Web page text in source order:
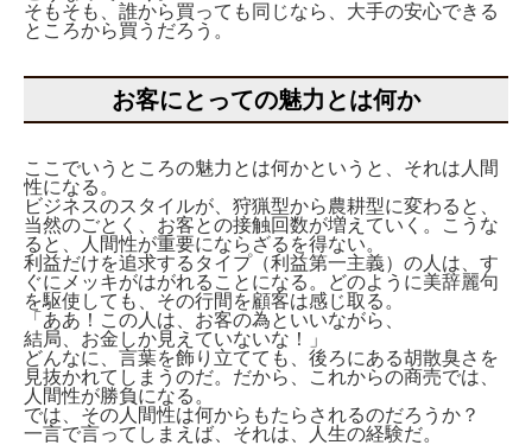
そもそも、誰から買っても同じなら、大手の安心できる
ところから買うだろう。
お客にとっての魅力とは何か
ここでいうところの魅力とは何かというと、それは人間
性になる。
ビジネスのスタイルが、狩猟型から農耕型に変わると、
当然のごとく、お客との接触回数が増えていく。こうな
ると、人間性が重要にならざるを得ない。
利益だけを追求するタイプ（利益第一主義）の人は、す
ぐにメッキがはがれることになる。どのように美辞麗句
を駆使しても、その行間を顧客は感じ取る。
「ああ！この人は、お客の為といいながら、
結局、お金しか見えていないな！」
どんなに、言葉を飾り立てても、後ろにある胡散臭さを
見抜かれてしまうのだ。だから、これからの商売では、
人間性が勝負になる。
では、その人間性は何からもたらされるのだろうか？
一言で言ってしまえば、それは、人生の経験だ。